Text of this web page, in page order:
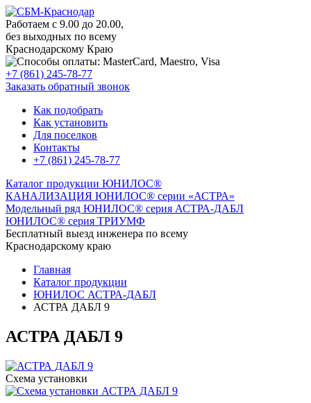
Работаем с 9.00 до 20.00,
без выходных по всему
Краснодарскому Краю
+7 (861) 245-78-77
Заказать обратный звонок
Как подобрать
Как установить
Для поселков
Контакты
+7 (861) 245-78-77
Каталог продукции ЮНИЛОС®
КАНАЛИЗАЦИЯ ЮНИЛОС® серии «АСТРА»
Модельный ряд ЮНИЛОС® серия АСТРА-ДАБЛ
ЮНИЛОС® серия ТРИУМФ
Бесплатный выезд инженера по всему
Краснодарскому краю
Главная
Каталог продукции
ЮНИЛОС АСТРА-ДАБЛ
АСТРА ДАБЛ 9
АСТРА ДАБЛ 9
Схема установки